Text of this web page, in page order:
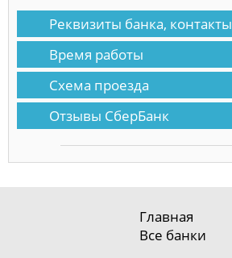
Реквизиты банка, контакты
Время работы
Схема проезда
Отзывы СберБанк
Главная
Все банки